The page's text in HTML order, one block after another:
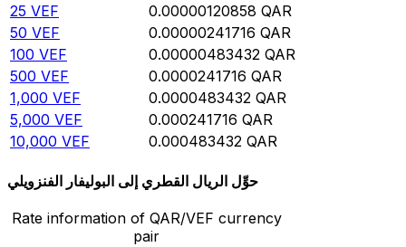
25 VEF 0.00000120858 QAR
50 VEF 0.00000241716 QAR
100 VEF 0.00000483432 QAR
500 VEF 0.0000241716 QAR
1,000 VEF 0.0000483432 QAR
5,000 VEF 0.000241716 QAR
10,000 VEF 0.000483432 QAR
حوِّل الريال القطري إلى البوليفار الفنزويلي
Rate information of QAR/VEF currency
pair